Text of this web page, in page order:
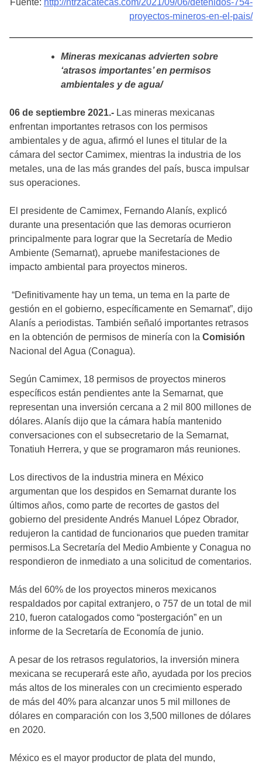
Fuente: http://ntrzacatecas.com/2021/09/06/detenidos-754-
proyectos-mineros-en-el-pais/
Mineras mexicanas advierten sobre
‘atrasos importantes’ en permisos
ambientales y de agua/
06 de septiembre 2021.- Las mineras mexicanas
enfrentan importantes retrasos con los permisos
ambientales y de agua, afirmó el lunes el titular de la
cámara del sector Camimex, mientras la industria de los
metales, una de las más grandes del país, busca impulsar
sus operaciones.
El presidente de Camimex, Fernando Alanís, explicó
durante una presentación que las demoras ocurrieron
principalmente para lograr que la Secretaría de Medio
Ambiente (Semarnat), apruebe manifestaciones de
impacto ambiental para proyectos mineros.
“Definitivamente hay un tema, un tema en la parte de
gestión en el gobierno, específicamente en Semarnat”, dijo
Alanís a periodistas. También señaló importantes retrasos
en la obtención de permisos de minería con la Comisión
Nacional del Agua (Conagua).
Según Camimex, 18 permisos de proyectos mineros
específicos están pendientes ante la Semarnat, que
representan una inversión cercana a 2 mil 800 millones de
dólares. Alanís dijo que la cámara había mantenido
conversaciones con el subsecretario de la Semarnat,
Tonatiuh Herrera, y que se programaron más reuniones.
Los directivos de la industria minera en México
argumentan que los despidos en Semarnat durante los
últimos años, como parte de recortes de gastos del
gobierno del presidente Andrés Manuel López Obrador,
redujeron la cantidad de funcionarios que pueden tramitar
permisos.La Secretaría del Medio Ambiente y Conagua no
respondieron de inmediato a una solicitud de comentarios.
Más del 60% de los proyectos mineros mexicanos
respaldados por capital extranjero, o 757 de un total de mil
210, fueron catalogados como “postergación” en un
informe de la Secretaría de Economía de junio.
A pesar de los retrasos regulatorios, la inversión minera
mexicana se recuperará este año, ayudada por los precios
más altos de los minerales con un crecimiento esperado
de más del 40% para alcanzar unos 5 mil millones de
dólares en comparación con los 3,500 millones de dólares
en 2020.
México es el mayor productor de plata del mundo,